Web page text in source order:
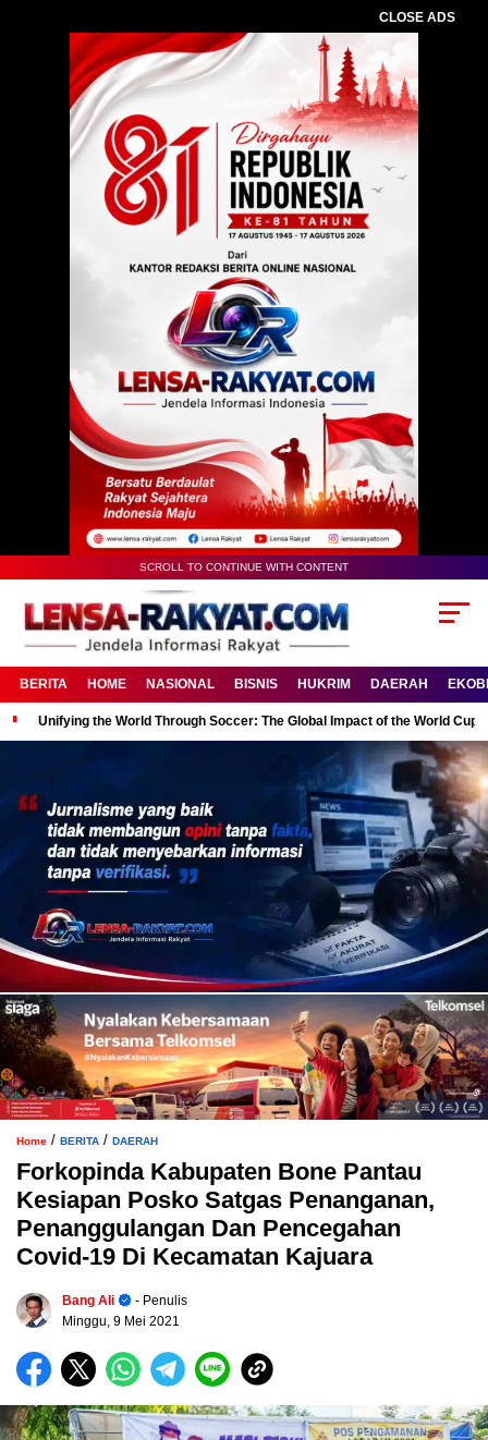
CLOSE ADS
SCROLL TO CONTINUE WITH CONTENT
BERITA HOME NASIONAL BISNIS HUKRIM DAERAH
Unifying the World Through Soccer: The Global Impact of the World Cup
Home / BERITA / DAERAH
Forkopinda Kabupaten Bone Pantau
Kesiapan Posko Satgas Penanganan,
Penanggulangan Dan Pencegahan
Covid-19 Di Kecamatan Kajuara
Bang Ali
- Penulis
Minggu, 9 Mei 2021